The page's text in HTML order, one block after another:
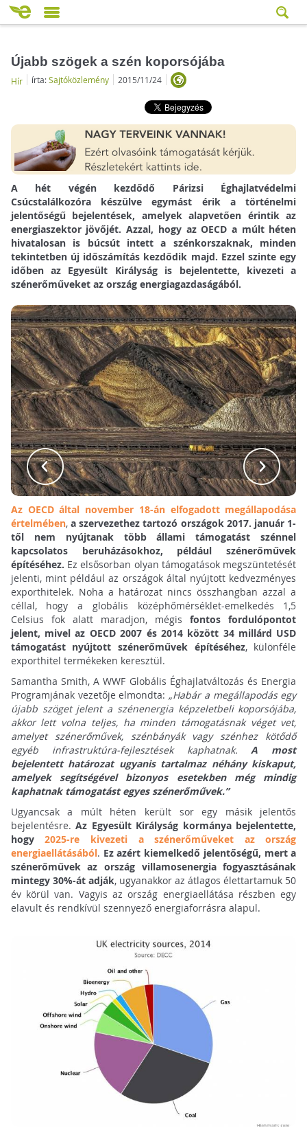
Újabb szögek a szén koporsójába
Hír írta:Sajtóközlemény 2015/11/24
A hét végén kezdődő Párizsi Éghajlatvédelmi
Csúcstalálkozóra készülve egymást érik a történelmi
jelentőségű bejelentések, amelyek alapvetően érintik az
energiaszektor jövőjét. Azzal, hogy az OECD a múlt héten
hivatalosan is búcsút intett a szénkorszaknak, minden
tekintetben új időszámítás kezdődik majd. Ezzel szinte egy
időben az Egyesült Királyság is bejelentette, kivezeti a
szénerőműveket az ország energiagazdaságából.
Az OECD által november 18-án elfogadott megállapodása
értelmében, a szervezethez tartozó országok 2017. január 1-
től nem nyújtanak több állami támogatást szénnel
kapcsolatos beruházásokhoz, például szénerőművek
építéséhez. Ez elsősorban olyan támogatások megszüntetését
jelenti, mint például az országok által nyújtott kedvezményes
exporthitelek. Noha a határozat nincs összhangban azzal a
céllal, hogy a globális középhőmérséklet-emelkedés 1,5
Celsius fok alatt maradjon, mégisfontos fordulópontot
jelent, mivel az OECD 2007 és 2014 között 34 millárd USD
támogatást nyújtott szénerőművek építéséhez, különféle
exporthitel termékeken keresztül.
Samantha Smith, A WWF Globális Éghajlatváltozás és Energia
Programjának vezetője elmondta: „Habár a megállapodás egy
újabb szöget jelent a szénenergia képzeletbeli koporsójába,
akkor lett volna teljes, ha minden támogatásnak véget vet,
amelyet szénerőművek, szénbányák vagy szénhez kötődő
egyéb infrastruktúra-fejlesztések kaphatnak.A most
bejelentett határozat ugyanis tartalmaz néhány kiskaput,
amelyek segítségével bizonyos esetekben még mindig
kaphatnak támogatást egyes szénerőművek.”
Ugyancsak a múlt héten került sor egy másik jelentős
bejelentésre.Az Egyesült Királyság kormánya bejelentette,
hogy2025-re kivezeti a szénerőműveket az ország
energiaellátásából. Ez azért kiemelkedő jelentőségű, mert a
szénerőművek az ország villamosenergia fogyasztásának
mintegy 30%-át adják, ugyanakkor az átlagos élettartamuk 50
év körül van. Vagyis az ország energiaellátása részben egy
elavult és rendkívül szennyező energiaforrásra alapul.